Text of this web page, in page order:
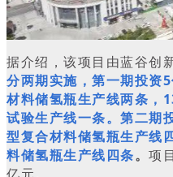
据介绍，该项目由蓝谷创
分两期实施，第一期投资
材料储氢瓶生产线两条，
试验生产线一条。第二
型复合材料储氢瓶生产
料储氢瓶生产线四条。 项